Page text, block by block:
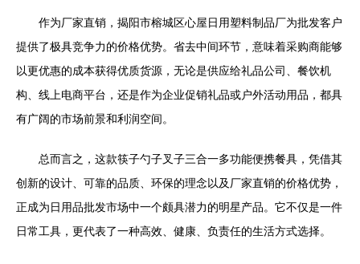
作为厂家直销，揭阳市榕城区心屋日用塑料制品厂为批发客户
提供了极具竞争力的价格优势。省去中间环节，意味着采购商能够
以更优惠的成本获得优质货源，无论是供应给礼品公司、餐饮机
构、线上电商平台，还是作为企业促销礼品或户外活动用品，都具
有广阔的市场前景和利润空间。
总而言之，这款筷子勺子叉子三合一多功能便携餐具，凭借其
创新的设计、可靠的品质、环保的理念以及厂家直销的价格优势，
正成为日用品批发市场中一个颇具潜力的明星产品。它不仅是一件
日常工具，更代表了一种高效、健康、负责任的生活方式选择。